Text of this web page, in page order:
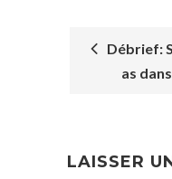
POST
Débrief:
as
LAISSER